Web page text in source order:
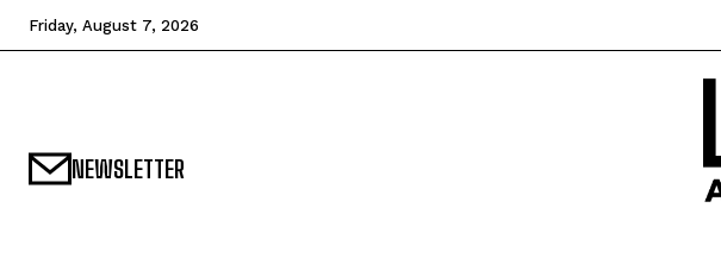
Friday, August 7, 2026
NEWSLETTER